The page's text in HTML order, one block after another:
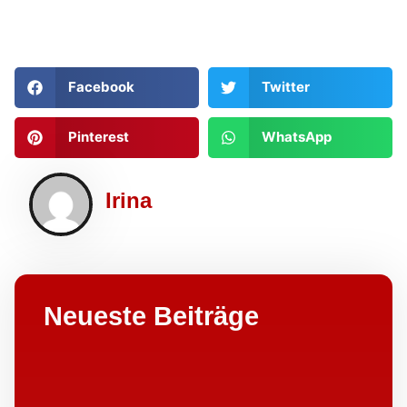
Facebook Twitter
Pinterest WhatsApp
Irina
Neueste Beiträge